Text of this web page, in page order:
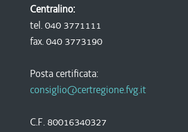
Centralino:
tel. 040 3771111
fax. 040 3773190
Posta certificata:
consiglio@certregione.fvg.it
C.F. 80016340327